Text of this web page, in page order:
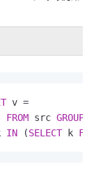
v =
FROM src GROUP
IN (SELECT k